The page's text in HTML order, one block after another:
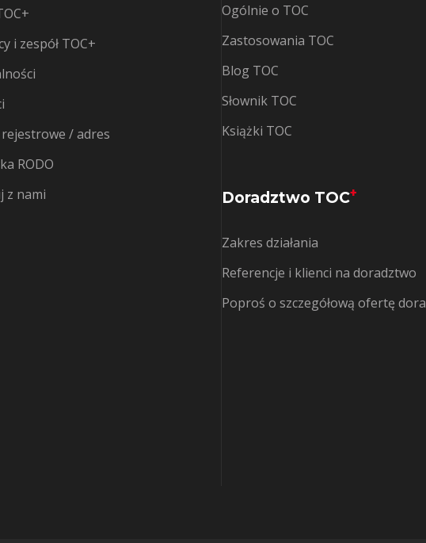
i zespół TOC+
/ adres
RODO
z nami
Ogólnie o TOC
Zastosowania TOC
Blog TOC
Słownik TOC
Książki TOC
Doradztwo TOC+
Zakres działania
Referencje i klienci na doradztwo
Poproś o szczegółową ofertę